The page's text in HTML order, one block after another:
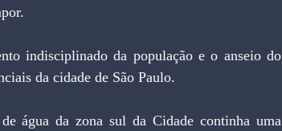
indisciplinado da população e o anseio do
da cidade de São Paulo.
água da zona sul da Cidade continha uma